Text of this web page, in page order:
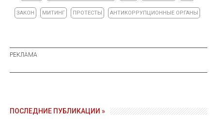
ЗАКОН МИТИНГ ПРОТЕСТЫ АНТИКОРРУПЦИОННЫЕ ОРГАНЫ
ПОСЛЕДНИЕ ПУБЛИКАЦИИ »